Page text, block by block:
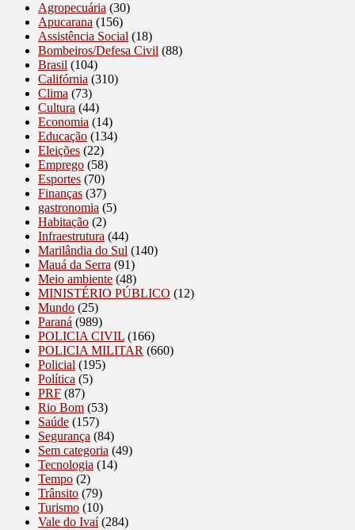
Agropecuária (30)
Apucarana (156)
Assistência Social (18)
Bombeiros/Defesa Civil (88)
Brasil (104)
Califórnia (310)
Clima (73)
Cultura (44)
Economia (14)
Educação (134)
Eleições (22)
Emprego (58)
Esportes (70)
Finanças (37)
gastronomia (5)
Habitação (2)
Infraestrutura (44)
Marilândia do Sul (140)
Mauá da Serra (91)
Meio ambiente (48)
MINISTÉRIO PÚBLICO (12)
Mundo (25)
Paraná (989)
POLICIA CIVIL (166)
POLICIA MILITAR (660)
Policial (195)
Política (5)
PRF (87)
Rio Bom (53)
Saúde (157)
Segurança (84)
Sem categoria (49)
Tecnologia (14)
Tempo (2)
Trânsito (79)
Turismo (10)
Vale do Ivaí(284)